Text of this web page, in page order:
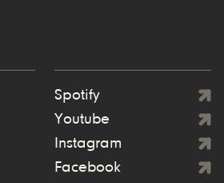
Spotify
Youtube
Instagram
Facebook